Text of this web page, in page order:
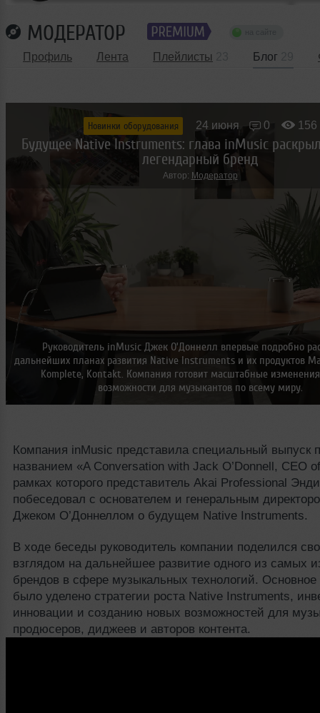
МОДЕРАТОР
Профиль Лента Плейлисты Блог
Новинки оборудования 24 июня 0 156
Будущее Native Instruments: глава inMusic
легендарный бренд
Автор: Модератор
Руководитель inMusic Джек О’Доннелл впервые подробно
дальнейших планах развития Native Instruments и их продуктов
Komplete, Kontakt. Компания готовит масштабные
возможности для музыкантов по всему миру.
Компания inMusic представила специальный выпуск
названием «A Conversation with Jack O’Donnell, CEO
рамках которого представитель Akai Professional
побеседовал с основателем и генеральным
Джеком О’Доннеллом о будущем Native Instruments.
В ходе беседы руководитель компании поделился
взглядом на дальнейшее развитие одного из самых
брендов в сфере музыкальных технологий.
было уделено стратегии роста Native Instruments,
инновации и созданию новых возможностей для
продюсеров, диджеев и авторов контента.